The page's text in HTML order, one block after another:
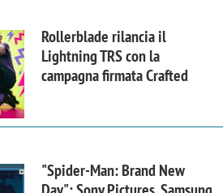
Rollerblade rilancia il
Lightning TRS con la
campagna firmata Crafted
"Spider-Man: Brand New